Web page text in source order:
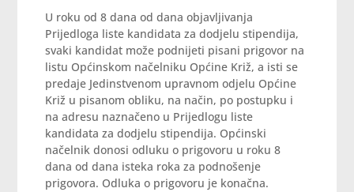
U roku od 8 dana od dana objavljivanja
Prijedloga liste kandidata za dodjelu stipendija,
svaki kandidat može podnijeti pisani prigovor na
listu Općinskom načelniku Općine Križ, a isti se
predaje Jedinstvenom upravnom odjelu Općine
Križ u pisanom obliku, na način, po postupku i
na adresu naznačeno u Prijedlogu liste
kandidata za dodjelu stipendija. Općinski
načelnik donosi odluku o prigovoru u roku 8
dana od dana isteka roka za podnošenje
prigovora. Odluka o prigovoru je konačna.